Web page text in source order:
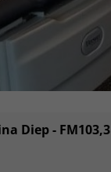
Diep - FM103,3